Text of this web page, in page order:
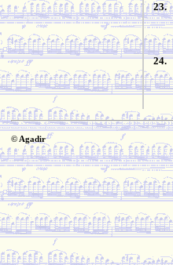
23.
24.
© Agadir